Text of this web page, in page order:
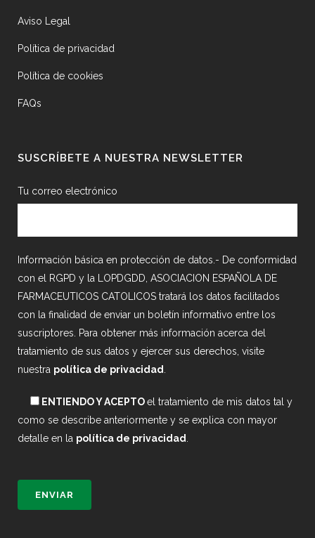
Aviso Legal
Política de privacidad
Política de cookies
FAQs
SUSCRÍBETE A NUESTRA NEWSLETTER
Tu correo electrónico
Información básica en protección de datos.- De conformidad
con el RGPD y la LOPDGDD, ASOCIACION ESPAÑOLA DE
FARMACEUTICOS CATOLICOS tratará los datos facilitados
con la finalidad de enviar un boletín informativo entre los
suscriptores. Para obtener más información acerca del
tratamiento de sus datos y ejercer sus derechos, visite
nuestra política de privacidad
ENTIENDO Y ACEPTOel tratamiento de mis datos tal y
como se describe anteriormente y se explica con mayor
detalle en la política de privacidad